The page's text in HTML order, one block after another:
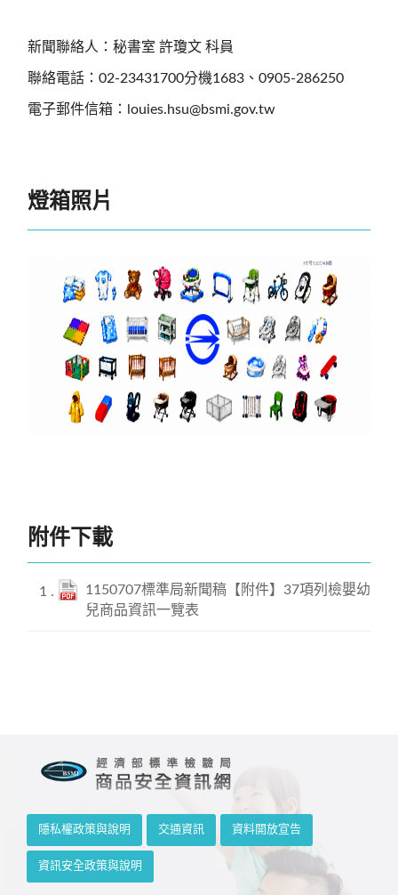
新聞聯絡人：秘書室 許瓊文 科員
聯絡電話：02-23431700分機1683、0905-286250
電子郵件信箱：louies.hsu@bsmi.gov.tw
燈箱照片
標準局加強嬰幼兒商品管理 守護嬰幼兒安全
附件下載
1150707標準局新聞稿【附件】37項列檢嬰幼
兒商品資訊一覽表
隱私權政策與說明 交通資訊 資料開放宣告
資訊安全政策與說明